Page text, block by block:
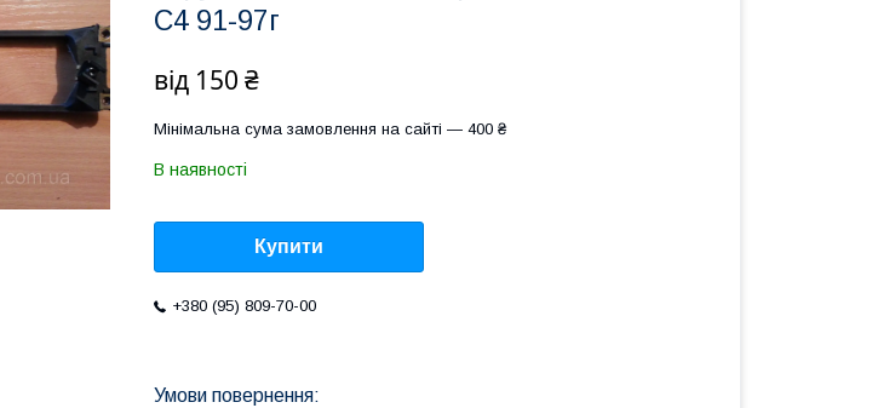
C4 91-97г
від 150 ₴
Мінімальна сума замовлення на сайті — 400 ₴
В наявності
Купити
+380 (95) 809-70-00